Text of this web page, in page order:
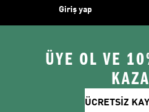
Giriş yap
ÜYE OL VE
ÜCRETSİZ